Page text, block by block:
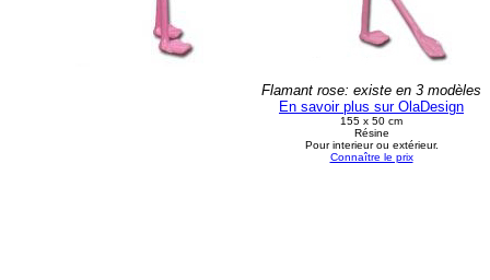
Flamant rose: existe en 3 modèles
En savoir plus sur OlaDesign
155 x 50 cm
Résine
Pour interieur ou extérieur.
Connaître le prix